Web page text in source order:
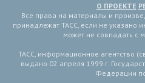
О ПРОЕКТЕ
Все права на материалы и
принадлежат ТАСС, если не указано
может не совпадать с
ТАСС, информационное агентство
выдано 02 апреля 1999 г.
Федерации по